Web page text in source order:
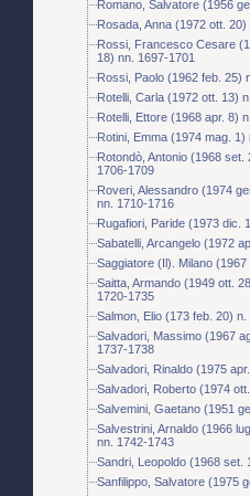
Romano, Salvatore (1956
Rosada, Anna (1972 ott. 20)
Rossi, Francesco Cesare
18) nn. 1697-1701
Rossi, Paolo (1962 feb. 25)
Rotelli, Carla (1972 ott. 13)
Rotelli, Ettore (1968 apr. 8)
Rotini, Emma (1974 mag. 1)
Rotondò, Antonio (1968 set.
1706-1709
Roveri, Alessandro (1974
nn. 1710-1716
Rugafiori, Paride (1973 dic.
Sabatelli, Arcangelo (1972
Saggiatore (Il). Milano
Saitta, Armando (1949 ott.
1720-1735
Salmon, Elio (173 feb. 20) n.
Salvadori, Massimo (1967
1737-1738
Salvadori, Rinaldo (1975
Salvadori, Roberto (1974
Salvemini, Gaetano (1951
Salvestrini, Arnaldo (1966
nn. 1742-1743
Sandri, Leopoldo (1968 set.
Sanfilippo, Salvatore (1975